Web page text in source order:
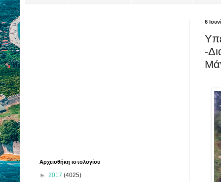
6
-
Αρχειοθήκη ιστολογίου
► 2017 (4025)